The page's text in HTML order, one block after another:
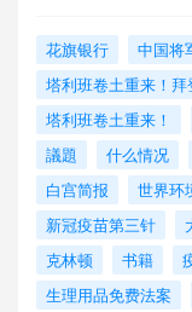
花旗银行 中国将
塔利班卷土重来！
塔利班卷土重来！
議題
什么情况
白宫简报
世界环
新冠疫苗第三针
克林顿
书籍
生理用品免费法案